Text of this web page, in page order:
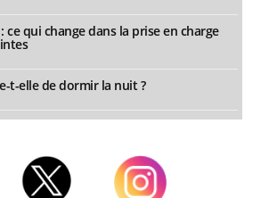
ce qui change dans la prise en charge
t-elle de dormir la nuit ?